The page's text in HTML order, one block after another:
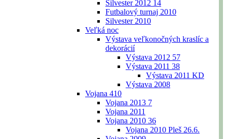
Silvester 2012 14
Futbalový turnaj 2010
Silvester 2010
Veľká noc
Výstava veľkonočných kraslíc a
dekorácií
Výstava 2012 57
Výstava 2011 38
Výstava 2011 KD
Výstava 2008
Vojana 410
Vojana 2013 7
Vojana 2011
Vojana 2010 36
Vojana 2010 Pleš 26.6.